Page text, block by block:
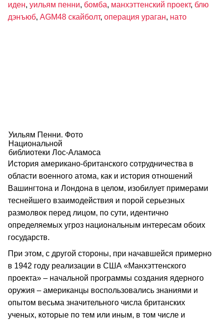
иден, уильям пенни, бомба, манхэттенский проект, блю
дэнъюб, AGM48 скайболт, операция ураган, нато
Уильям Пенни. Фото
Национальной
библиотеки Лос-Аламоса
История американо-британского сотрудничества в
области военного атома, как и история отношений
Вашингтона и Лондона в целом, изобилует примерами
теснейшего взаимодействия и порой серьезных
размолвок перед лицом, по сути, идентично
определяемых угроз национальным интересам обоих
государств.
При этом, с другой стороны, при начавшейся примерно
в 1942 году реализации в США «Манхэттенского
проекта» – начальной программы создания ядерного
оружия – американцы воспользовались знаниями и
опытом весьма значительного числа британских
ученых, которые по тем или иным, в том числе и